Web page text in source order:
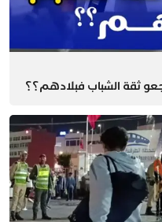
ثقة الشباب فبلادهم؟؟